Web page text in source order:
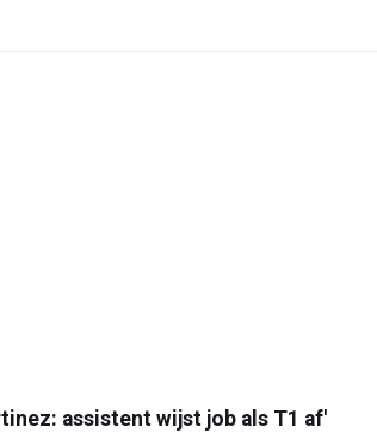
assistent wijst job als T1 af'